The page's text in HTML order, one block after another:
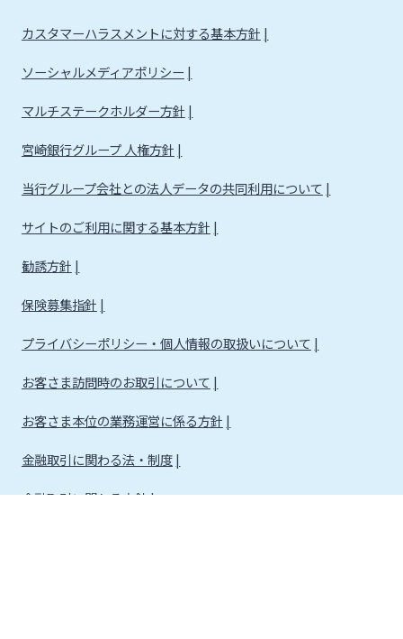
カスタマーハラスメントに対する基本方針
ソーシャルメディアポリシー
マルチステークホルダー方針
宮崎銀行グループ 人権方針
当行グループ会社との法人データの共同利用について
サイトのご利用に関する基本方針
勧誘方針
保険募集指針
プライバシーポリシー・個人情報の取扱いについて
お客さま訪問時のお取引について
お客さま本位の業務運営に係る方針
金融取引に関わる法・制度
金融取引に関わる方針